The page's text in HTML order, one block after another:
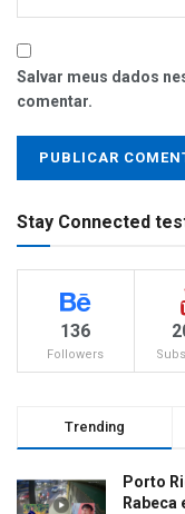
Salvar meus dados
comentar.
Stay Connected
136
Followers
Trending
Porto